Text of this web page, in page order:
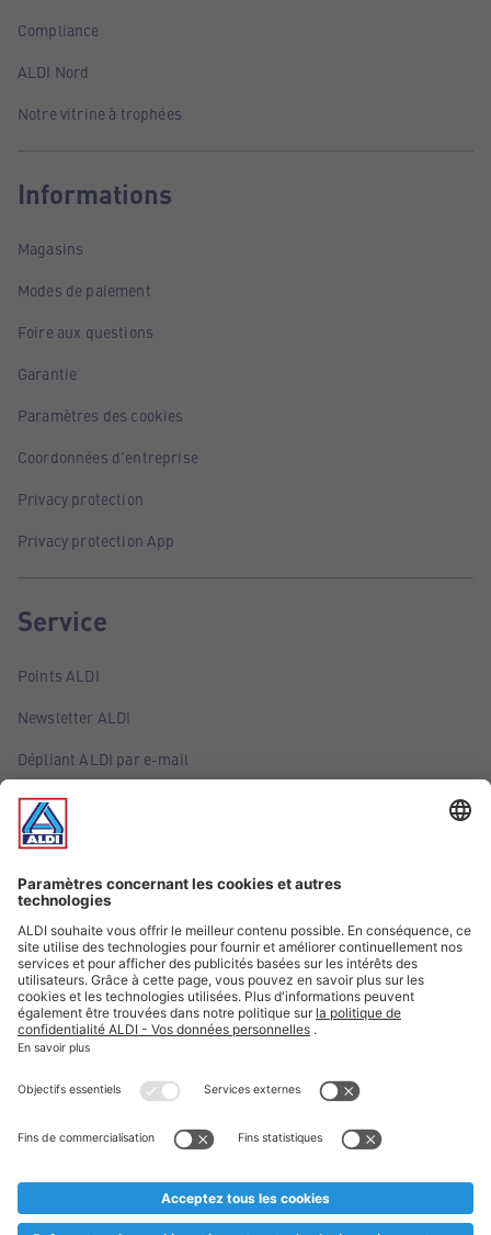
Compliance
ALDI Nord
Notre vitrine à trophées
Informations
Magasins
Modes de paiement
Foire aux questions
Garantie
Paramètres des cookies
Coordonnées d'entreprise
Privacy protection
Privacy protection App
Service
Points ALDI
Newsletter ALDI
Dépliant ALDI par e-mail
Offres
Infos essentielles
Suivez ALDI Belgique
Textes marqués d'un astérisque et mentions légales
* Nous vendons ces articles temporairement et jusqu'à
au cas où, malgré le planning bien étudié, nous serions
prématurément en rupture de stock. Prix Recupel et TVA incl.
** Sur ce site, l’utilisation de la forme masculine a été adoptée